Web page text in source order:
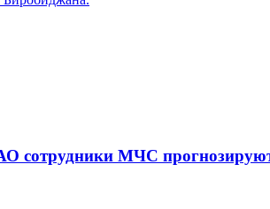
сотрудники МЧС прогнозируют